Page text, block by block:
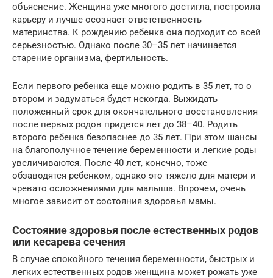
объяснение. Женщина уже многого достигла, построила
карьеру и лучше осознает ответственность
материнства. К рождению ребенка она подходит со всей
серьезностью. Однако после 30–35 лет начинается
старение организма, фертильность.
Если первого ребенка еще можно родить в 35 лет, то о
втором и задуматься будет некогда. Выжидать
положенный срок для окончательного восстановления
после первых родов придется лет до 38–40. Родить
второго ребенка безопаснее до 35 лет. При этом шансы
на благополучное течение беременности и легкие роды
увеличиваются. После 40 лет, конечно, тоже
обзаводятся ребенком, однако это тяжело для матери и
чревато осложнениями для малыша. Впрочем, очень
многое зависит от состояния здоровья мамы.
Состояние здоровья после естественных родов
или кесарева сечения
В случае спокойного течения беременности, быстрых и
легких естественных родов женщина может рожать уже